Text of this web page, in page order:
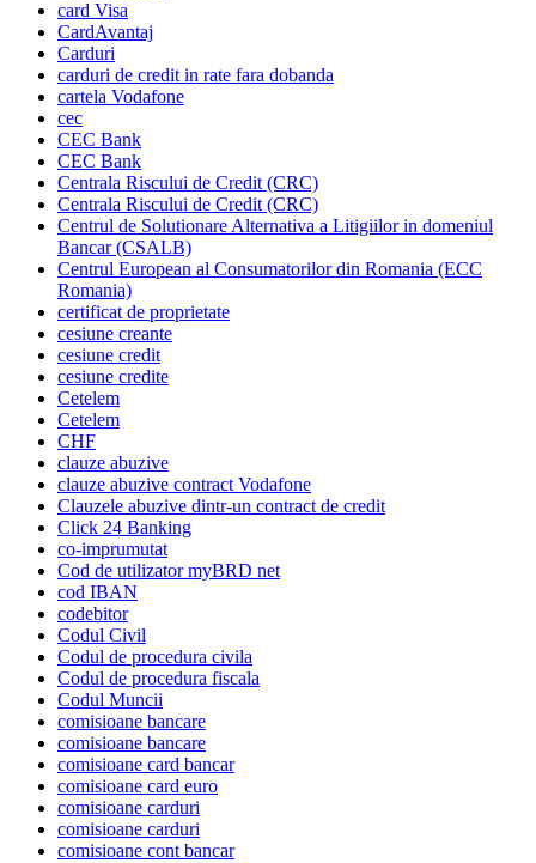
card Visa
CardAvantaj
Carduri
carduri de credit in rate fara dobanda
cartela Vodafone
cec
CEC Bank
CEC Bank
Centrala Riscului de Credit (CRC)
Centrala Riscului de Credit (CRC)
Centrul de Solutionare Alternativa a Litigiilor in domeniul
Bancar (CSALB)
Centrul European al Consumatorilor din Romania (ECC
Romania)
certificat de proprietate
cesiune creante
cesiune credit
cesiune credite
Cetelem
Cetelem
CHF
clauze abuzive
clauze abuzive contract Vodafone
Clauzele abuzive dintr-un contract de credit
Click 24 Banking
co-imprumutat
Cod de utilizator myBRD net
cod IBAN
codebitor
Codul Civil
Codul de procedura civila
Codul de procedura fiscala
Codul Muncii
comisioane bancare
comisioane bancare
comisioane card bancar
comisioane card euro
comisioane carduri
comisioane carduri
comisioane cont bancar